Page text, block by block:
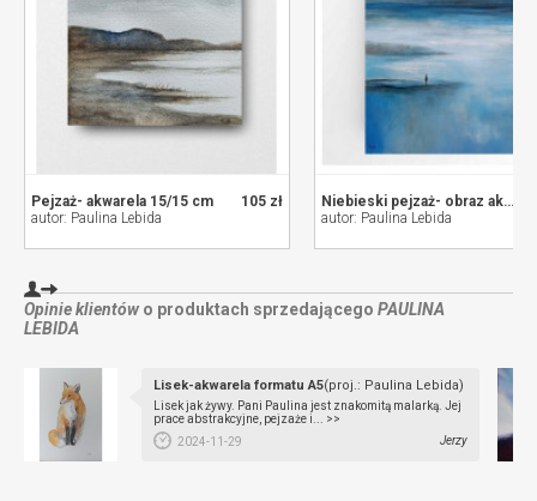
105 zł
Pejzaż- akwarela 15/15 cm
autor: Paulina Lebida
Niebieski pejzaż- obraz akrylowy 40/30 cm
autor: Paulina Lebida
Opinie klientów o produktach sprzedającego PAULINA
LEBIDA
Lisek-akwarela formatu A5(proj.: Paulina Lebida)
Lisek jak żywy. Pani Paulina jest znakomitą malarką. Jej
prace abstrakcyjne, pejzaże i... >>
2024-11-29
Jerzy